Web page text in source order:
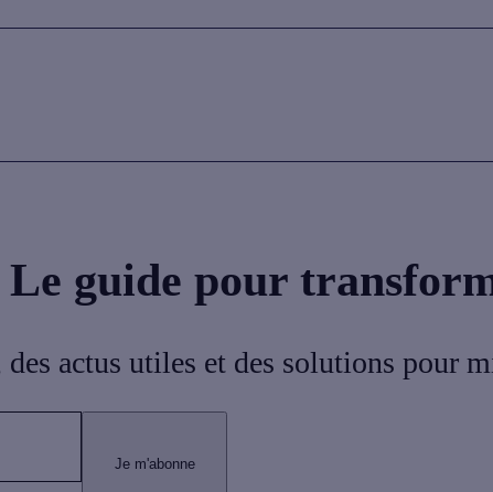
Le guide pour
actus utiles et des solutions pour
Je m'abonne